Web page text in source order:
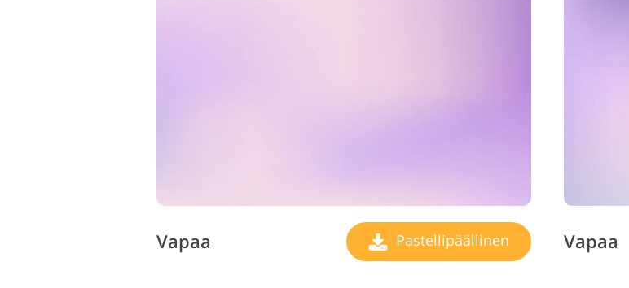
Vapaa Pastellipäällinen Vapaa